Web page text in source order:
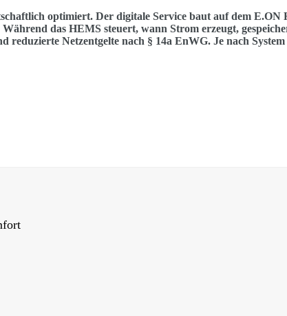
optimiert. Der digitale Service baut auf dem E.ON
das HEMS steuert, wann Strom erzeugt,
Netzentgelte nach § 14a EnWG. Je nach